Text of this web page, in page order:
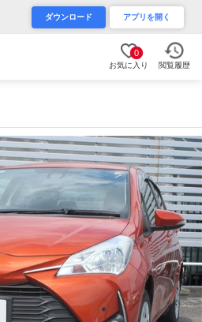
ダウンロード アプリを開く
0
お気に入り 閲覧履歴